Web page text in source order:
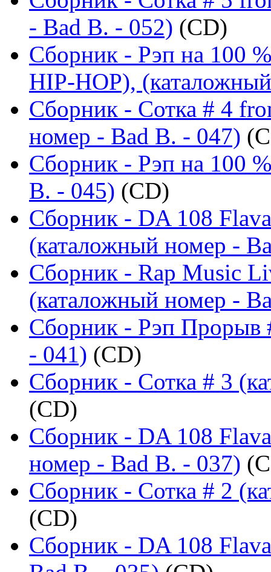
- Bad B. - 052) (CD)
Сборник - Рэп на 100
HIP-HOP),
Сборник - Сотка # 4
номер - Bad B. - 047)
Сборник - Рэп на 100
B. - 045) (CD)
Сборник - DA 108
(каталожный номер -
Сборник - Rap Music
(каталожный номер -
Сборник - Рэп Прорыв
- 041) (CD)
Сборник - Сотка # 3
(CD)
Сборник - DA 108
номер - Bad B. - 037)
Сборник - Сотка # 2
(CD)
Сборник - DA 108